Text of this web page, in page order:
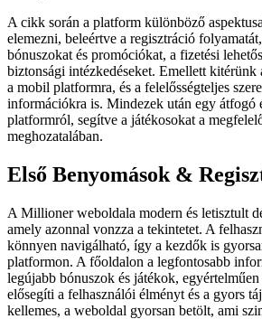
A cikk során a platform különböző
elemezni, beleértve a regisztráció
bónuszokat és promóciókat, a fizetési
biztonsági intézkedéseket. Emellett kitérünk
a mobil platformra, és a felelősségteljes
információkra is. Mindezek után egy átfogó
platformról, segítve a játékosokat a
meghozatalában.
Első Benyomások &
A Millioner weboldala modern és letisztult
amely azonnal vonzza a tekintetet. A
könnyen navigálható, így a kezdők is
platformon. A főoldalon a legfontosabb
legújabb bónuszok és játékok,
elősegíti a felhasználói élményt és a gyors
kellemes, a weboldal gyorsan betölt, ami